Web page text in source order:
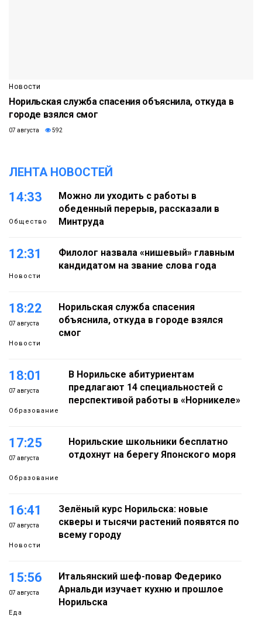
Новости
Норильская служба спасения объяснила, откуда в
городе взялся смог
07 августа 592
ЛЕНТА НОВОСТЕЙ
14:33
Общество
Можно ли уходить с работы в
обеденный перерыв, рассказали в
Минтруда
12:31
Новости
Филолог назвала «нишевый» главным
кандидатом на звание слова года
18:22
07 августа
Новости
Норильская служба спасения
объяснила, откуда в городе взялся
смог
18:01
07 августа
Образование
В Норильске абитуриентам
предлагают 14 специальностей с
перспективой работы в «Норникеле»
17:25
07 августа
Образование
Норильские школьники бесплатно
отдохнут на берегу Японского моря
16:41
07 августа
Новости
Зелёный курс Норильска: новые
скверы и тысячи растений появятся по
всему городу
15:56
07 августа
Еда
Итальянский шеф-повар Федерико
Арнальди изучает кухню и прошлое
Норильска